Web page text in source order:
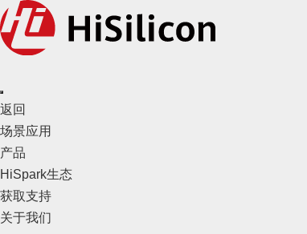
返回
场景应用
产品
HiSpark生态
获取支持
关于我们